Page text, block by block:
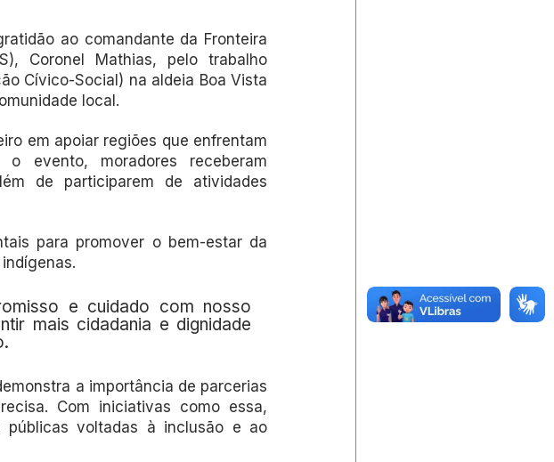
ao comandante da Fronteira
Coronel Mathias, pelo trabalho
Cívico-Social) na aldeia Boa Vista
local.
em apoiar regiões que enfrentam
evento, moradores receberam
de participarem de atividades
para promover o bem-estar da
e cuidado com nosso
mais cidadania e dignidade
a importância de parcerias
Com iniciativas como essa,
públicas voltadas à inclusão e ao